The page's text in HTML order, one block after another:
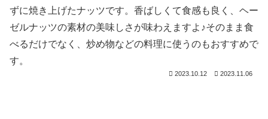
ずに焼き上げたナッツです。香ばしくて食感も良く、ヘー
ゼルナッツの素材の美味しさが味わえますよ♪そのまま食
べるだけでなく、炒め物などの料理に使うのもおすすめで
す。
2023.10.12 2023.11.06